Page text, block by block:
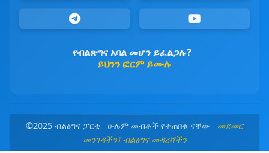
የብልጽግና አባል መሆን ይፈልጋሉ?
ይህንን ፎርም ይሙሉ
©2025 ብልፅግና ፓርቲ ሁሉም መብቶች የተጠበቁ ናቸው መደመር
መንገዳችን፤ ብልፅግና መዳረሻችን